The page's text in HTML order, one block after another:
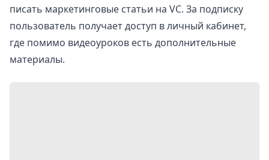
писать маркетинговые статьи на VC. За подписку
пользователь получает доступ в личный кабинет,
где помимо видеоуроков есть дополнительные
материалы.